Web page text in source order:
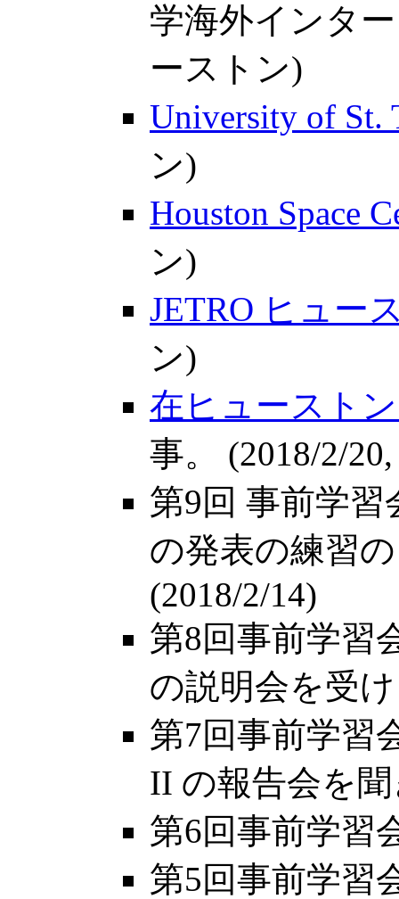
学海外インタ
ーストン)
University of St.
ン)
Houston Space
ン)
JETRO ヒュー
ン)
在ヒュースト
事。 (2018/2/
第9回 事前学
の発表の練習
(2018/2/14)
第8回事前学習
の説明会を受
第7回事前学習
II の報告会を
第6回事前学習
第5回事前学習